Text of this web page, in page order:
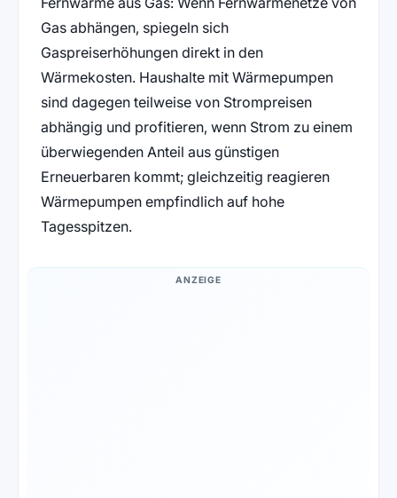
Gas abhängen, spiegeln sich
Gaspreiserhöhungen direkt in den
Wärmekosten. Haushalte mit Wärmepumpen
sind dagegen teilweise von Strompreisen
abhängig und profitieren, wenn Strom zu einem
überwiegenden Anteil aus günstigen
Erneuerbaren kommt; gleichzeitig reagieren
Wärmepumpen empfindlich auf hohe
Tagesspitzen.
ANZEIGE